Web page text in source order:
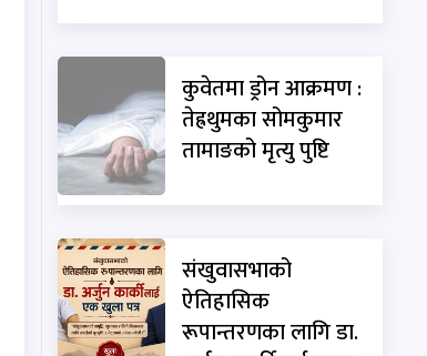
कुवेतमा ड्रोन आक्रमण :
तेह्रथुमका सोमकुमार
तामाङको मृत्यु पुष्टि
संखुवासभाको
ऐतिहासिक
रूपान्तरणका लागि डा.